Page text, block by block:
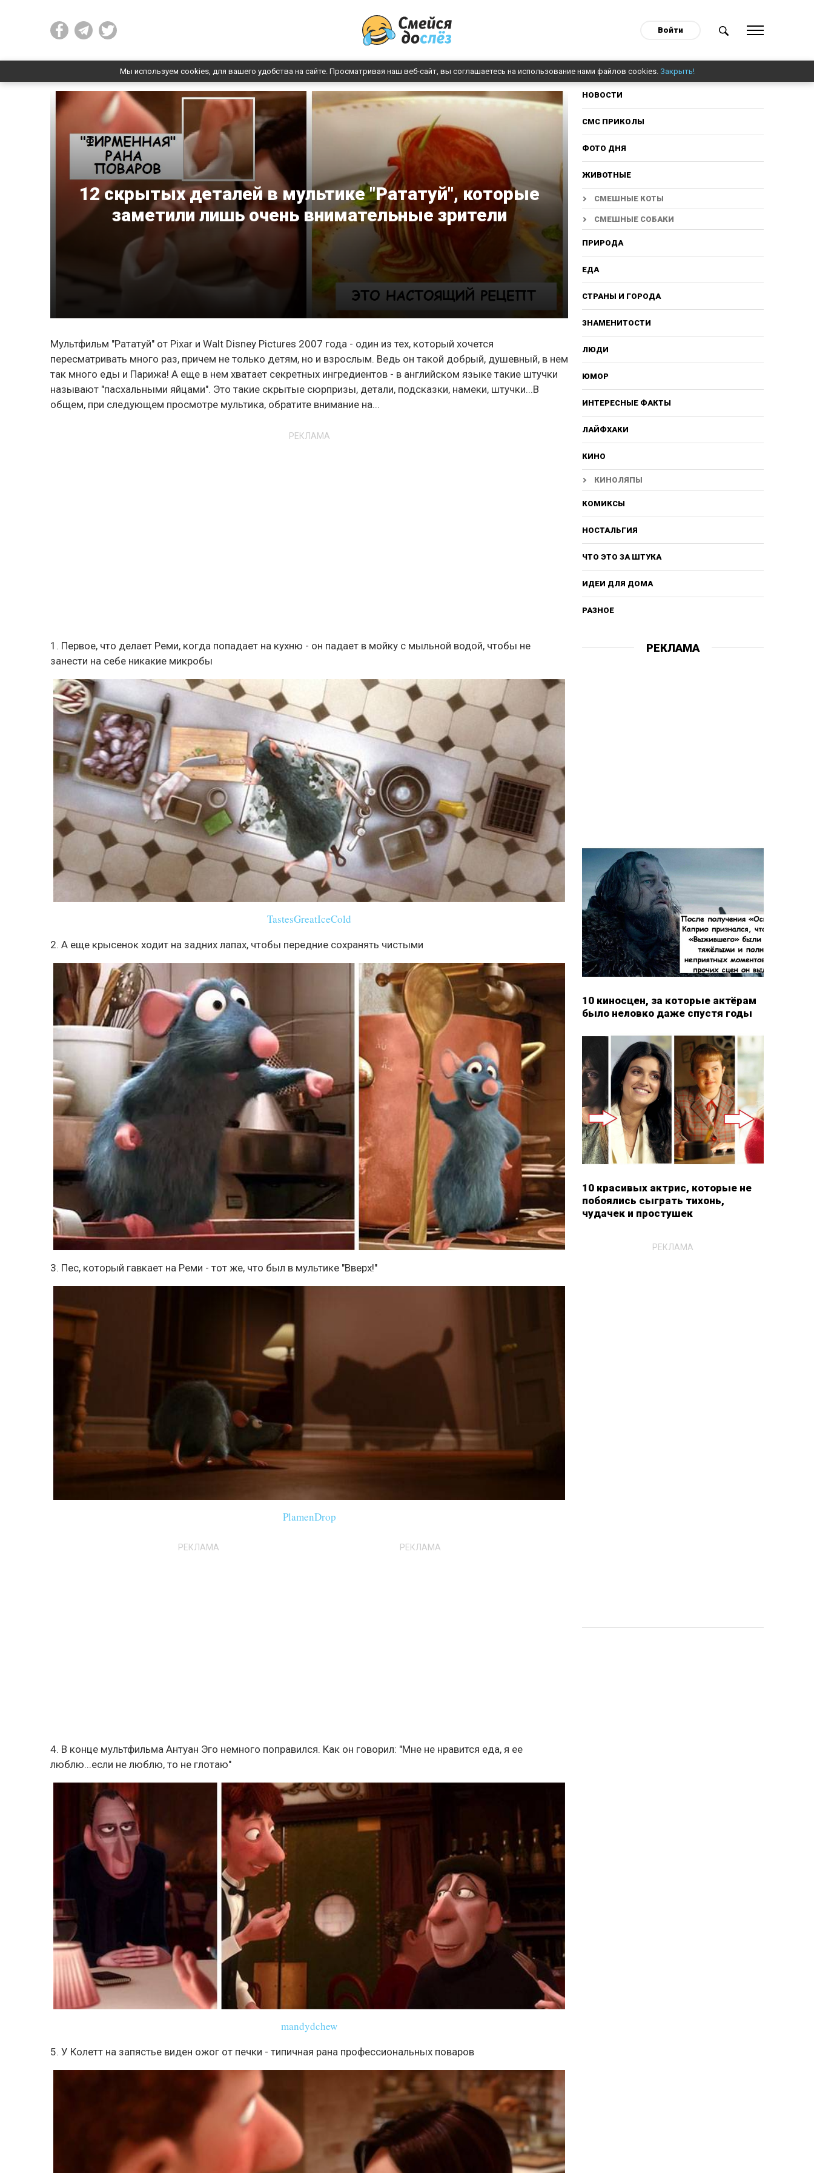
Войти
Мы используем cookies, для вашего удобства на сайте. Просматривая наш веб-сайт, вы соглашаетесь на использование нами файлов cookies. Закрыть!
12 скрытых деталей в мультике "Рататуй", которые
заметили лишь очень внимательные зрители
Мультфильм "Рататуй" от Pixar и Walt Disney Pictures 2007 года - один из тех, который хочется
пересматривать много раз, причем не только детям, но и взрослым. Ведь он такой добрый, душевный, в нем
так много еды и Парижа! А еще в нем хватает секретных ингредиентов - в английском языке такие штучки
называют "пасхальными яйцами". Это такие скрытые сюрпризы, детали, подсказки, намеки, штучки...В
общем, при следующем просмотре мультика, обратите внимание на...
РЕКЛАМА
1. Первое, что делает Реми, когда попадает на кухню - он падает в мойку с мыльной водой, чтобы не
занести на себе никакие микробы
TastesGreatIceCold
2. А еще крысенок ходит на задних лапах, чтобы передние сохранять чистыми
3. Пес, который гавкает на Реми - тот же, что был в мультике "Вверх!"
PlamenDrop
РЕКЛАМА РЕКЛАМА
4. В конце мультфильма Антуан Эго немного поправился. Как он говорил: "Мне не нравится еда, я ее
люблю...если не люблю, то не глотаю"
mandydchew
5. У Колетт на запястье виден ожог от печки - типичная рана профессиональных поваров
НОВОСТИ
СМС ПРИКОЛЫ
ФОТО ДНЯ
ЖИВОТНЫЕ
СМЕШНЫЕ КОТЫ
СМЕШНЫЕ СОБАКИ
ПРИРОДА
ЕДА
СТРАНЫ И ГОРОДА
ЗНАМЕНИТОСТИ
ЛЮДИ
ЮМОР
ИНТЕРЕСНЫЕ ФАКТЫ
ЛАЙФХАКИ
КИНО
КИНОЛЯПЫ
КОМИКСЫ
НОСТАЛЬГИЯ
ЧТО ЭТО ЗА ШТУКА
ИДЕИ ДЛЯ ДОМА
РАЗНОЕ
РЕКЛАМА
10 киносцен, за которые актёрам
было неловко даже спустя годы
10 красивых актрис, которые не
побоялись сыграть тихонь,
чудачек и простушек
РЕКЛАМА